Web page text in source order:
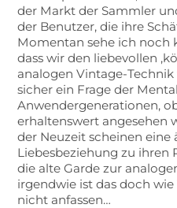
der Markt der Sammler
der Benutzer, die ihre
Momentan sehe ich noch
dass wir den liebevollen
analogen Vintage-
sicher ein Frage der
Anwendergenerationen, ob
erhaltenswert angesehen
der Neuzeit scheinen eine
Liebesbeziehung zu ihren
die alte Garde zur
irgendwie ist das doch wie
nicht anfassen…